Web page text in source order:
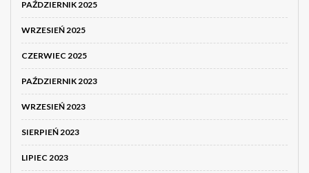
PAŹDZIERNIK 2025
WRZESIEŃ 2025
CZERWIEC 2025
PAŹDZIERNIK 2023
WRZESIEŃ 2023
SIERPIEŃ 2023
LIPIEC 2023